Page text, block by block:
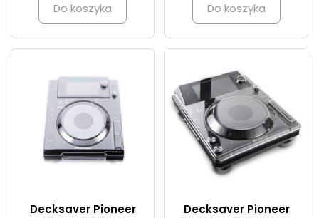
Do koszyka Do koszyka
Decksaver Pioneer
Decksaver Pioneer